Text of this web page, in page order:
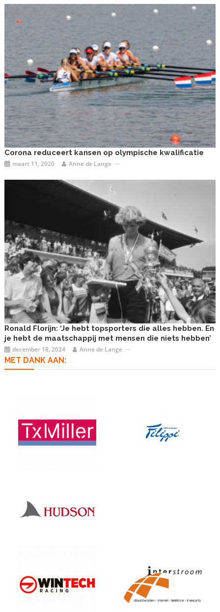
Corona reduceert kansen op olympische kwalificatie
maart 11, 2020 Anne de Lange
Ronald Florijn: ‘Je hebt topsporters die alles hebben. En
je hebt de maatschappij met mensen die niets hebben’
december 18, 2024 Anne de Lange
MET DANK AAN: